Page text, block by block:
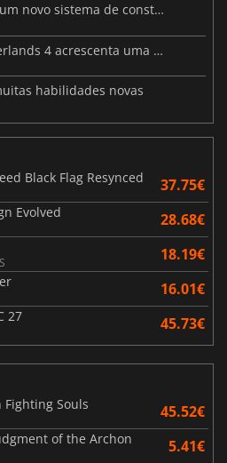
Subnautica 2 apresenta um novo sistema de construção de bases
O primeiro DLC de Borderlands 4 acrescenta uma nova personagem e muito mais
habilidades novas
Black Flag Resynced
37.75€
Evolved 28.68€
18.19€
16.01€
27 45.73€
Fighting Souls
45.52€
of the Archon 5.41€